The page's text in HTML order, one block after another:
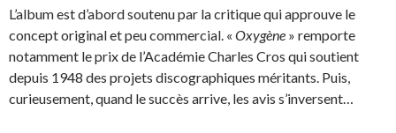
L’album est d’abord soutenu par la critique qui approuve le
concept original et peu commercial. « Oxygène » remporte
notamment le prix de l’Académie Charles Cros qui soutient
depuis 1948 des projets discographiques méritants. Puis,
curieusement, quand le succès arrive, les avis s’inversent…